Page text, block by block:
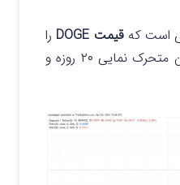
است کهقیمت DOGE
را
به بالای ناحیه مقاومت بین متحرک نمایی ۲۰ روزه و